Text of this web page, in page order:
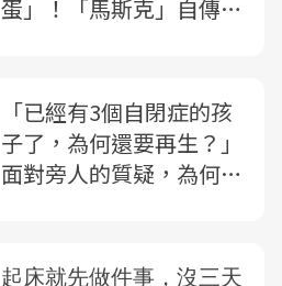
蛋」！「馬斯克」自傳揭
「已經有3個自閉症的孩
子了，為何還要再生？」
面對旁人的質疑，為何她
我們的制約